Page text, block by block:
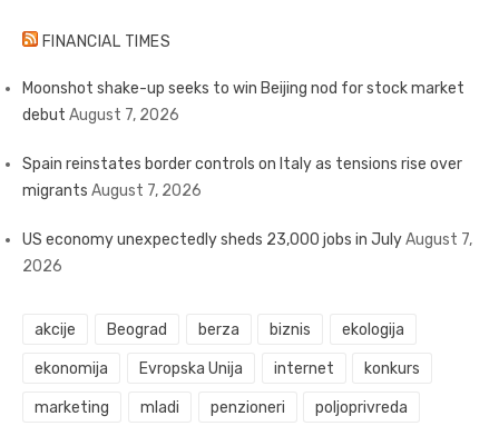
FINANCIAL TIMES
Moonshot shake-up seeks to win Beijing nod for stock market
debut August 7, 2026
Spain reinstates border controls on Italy as tensions rise over
migrants August 7, 2026
US economy unexpectedly sheds 23,000 jobs in JulyAugust 7,
2026
akcije Beograd berza biznis ekologija
ekonomija Evropska Unija internet konkurs
marketing mladi penzioneri poljoprivreda